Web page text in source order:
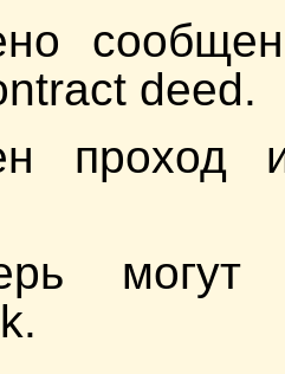
deed.
проход
могут